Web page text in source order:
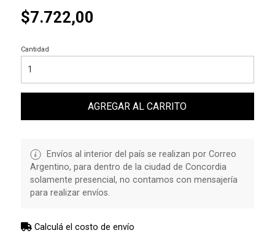
$7.722,00
Cantidad
AGREGAR AL CARRITO
Envíos al interior del país se realizan por Correo
Argentino, para dentro de la ciudad de Concordia
solamente presencial, no contamos con mensajería
para realizar envíos.
Calculá el costo de envío